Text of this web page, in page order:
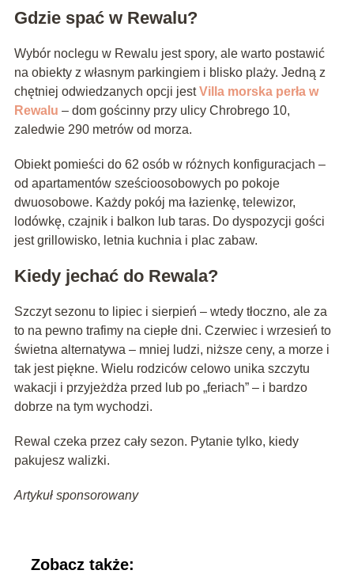
Gdzie spać w Rewalu?
Wybór noclegu w Rewalu jest spory, ale warto postawić
na obiekty z własnym parkingiem i blisko plaży. Jedną z
chętniej odwiedzanych opcji jestVilla morska perła w
Rewalu – dom gościnny przy ulicy Chrobrego 10,
zaledwie 290 metrów od morza.
Obiekt pomieści do 62 osób w różnych konfiguracjach –
od apartamentów sześcioosobowych po pokoje
dwuosobowe. Każdy pokój ma łazienkę, telewizor,
lodówkę, czajnik i balkon lub taras. Do dyspozycji gości
jest grillowisko, letnia kuchnia i plac zabaw.
Kiedy jechać do Rewala?
Szczyt sezonu to lipiec i sierpień – wtedy tłoczno, ale za
to na pewno trafimy na ciepłe dni. Czerwiec i wrzesień to
świetna alternatywa – mniej ludzi, niższe ceny, a morze i
tak jest piękne. Wielu rodziców celowo unika szczytu
wakacji i przyjeżdża przed lub po „feriach” – i bardzo
dobrze na tym wychodzi.
Rewal czeka przez cały sezon. Pytanie tylko, kiedy
pakujesz walizki.
Artykuł sponsorowany
Zobacz także: